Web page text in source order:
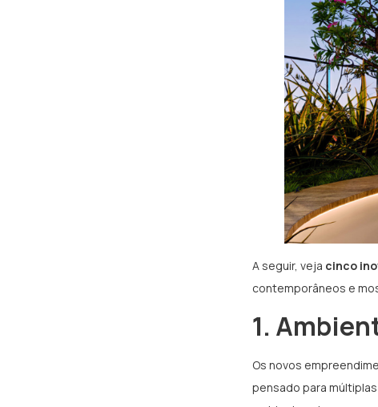
A seguir, veja cinco
contemporâneos e
1.
Os novos
pensado para